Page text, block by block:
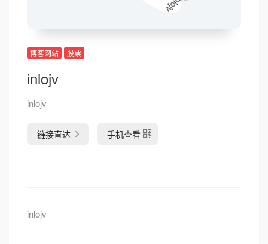
博客网站 股票
inlojv
inlojv
链接直达 手机查看
inlojv